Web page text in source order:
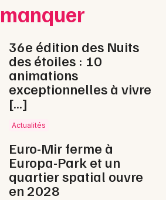
36e édition des Nuits
des étoiles : 10
animations
exceptionnelles à vivre
[…]
Actualités
Euro-Mir ferme à
Europa-Park et un
quartier spatial ouvre
en 2028